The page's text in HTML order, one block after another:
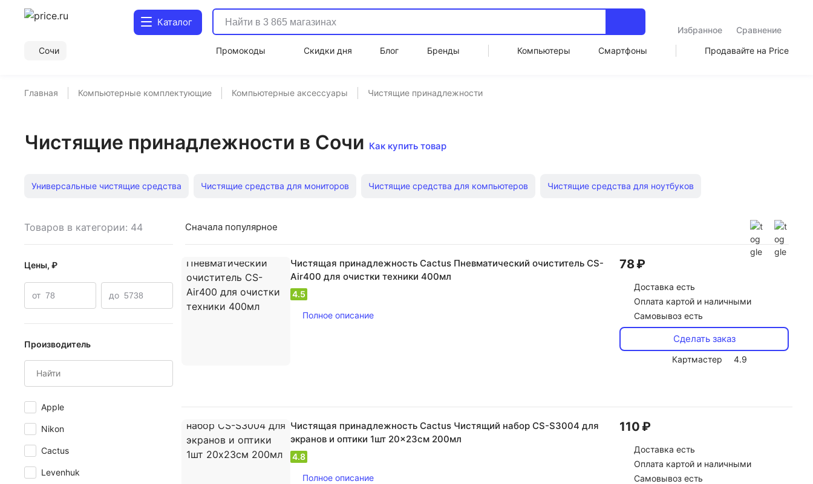
Каталог
Избранное
Сравнение
Сочи
Промокоды Скидки дня Блог Бренды Компьютеры Смартфоны Продавайте на Price
Главная Компьютерные комплектующие Компьютерные аксессуары Чистящие принадлежности
Чистящие принадлежности в Сочи Как купить товар
Универсальные чистящие средства Чистящие средства для мониторов Чистящие средства для компьютеров Чистящие средства для ноутбуков
Товаров в категории: 44
Цены, ₽
от до
Производитель
Apple
Nikon
Cactus
Levenhuk
Сначала популярное
Чистящая принадлежность Cactus Пневматический очиститель CS-
Air400 для очистки техники 400мл
4.5
Полное описание
78 ₽
Доставка есть
Оплата картой и наличными
Самовывоз есть
Сделать заказ
Картмастер 4.9
Чистящая принадлежность Cactus Чистящий набор CS-S3004 для
экранов и оптики 1шт 20x23см 200мл
4.8
Полное описание
110 ₽
Доставка есть
Оплата картой и наличными
Самовывоз есть